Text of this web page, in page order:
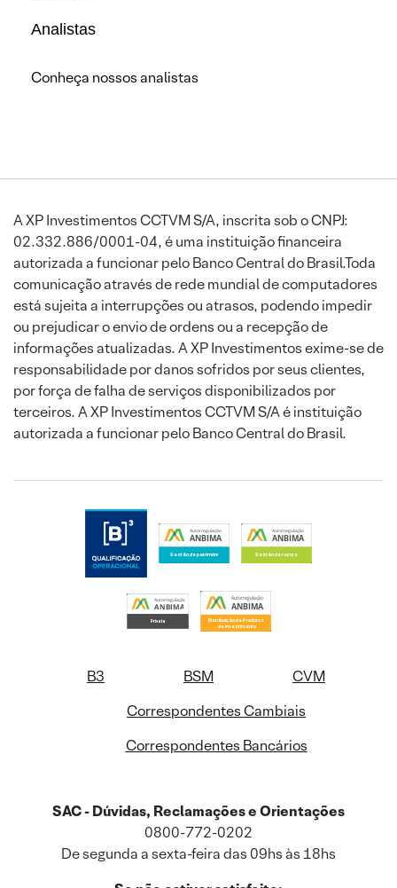
Analistas
Conheça nossos analistas
A XP Investimentos CCTVM S/A, inscrita sob o CNPJ:
02.332.886/0001-04, é uma instituição financeira
autorizada a funcionar pelo Banco Central do Brasil.Toda
comunicação através de rede mundial de computadores
está sujeita a interrupções ou atrasos, podendo impedir
ou prejudicar o envio de ordens ou a recepção de
informações atualizadas. A XP Investimentos exime-se de
responsabilidade por danos sofridos por seus clientes,
por força de falha de serviços disponibilizados por
terceiros. A XP Investimentos CCTVM S/A é instituição
autorizada a funcionar pelo Banco Central do Brasil.
B3 BSM
CVM
Correspondentes Cambiais
Correspondentes Bancários
SAC - Dúvidas, Reclamações e Orientações
0800-772-0202
De segunda a sexta-feira das 09hs às 18hs